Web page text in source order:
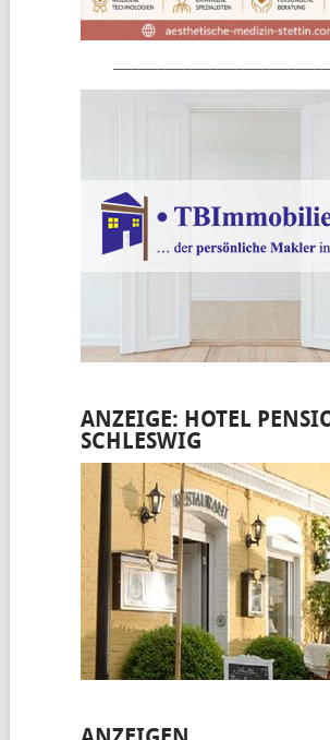
ANZEIGE: HOTEL
SCHLESWIG